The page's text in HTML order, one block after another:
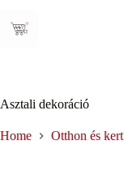
content
Asztali dekoráció
Home Otthon és kert